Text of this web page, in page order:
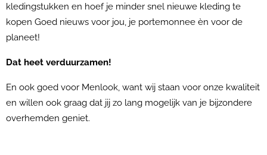
kledingstukken en hoef je minder snel nieuwe kleding te
kopen Goed nieuws voor jou, je portemonnee èn voor de
planeet!
Dat heet verduurzamen!
En ook goed voor Menlook, want wij staan voor onze kwaliteit
en willen ook graag dat jij zo lang mogelijk van je bijzondere
overhemden geniet.